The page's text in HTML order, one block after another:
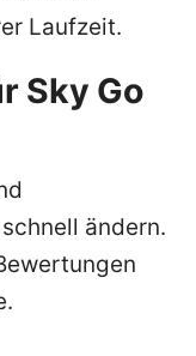
Laufzeit.
Sky Go
ändern.